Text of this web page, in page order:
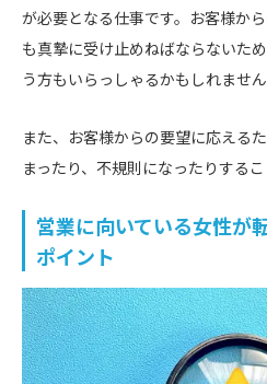
が必要となる仕事です。お客様か
も真摯に受け止めねばならないた
う方もいらっしゃるかもしれません
また、お客様からの要望に応える
まったり、不規則になったりするこ
営業に向いている女性が
ポイント